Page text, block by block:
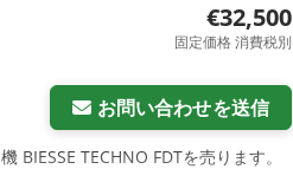
€32,500
固定価格 消費税別
お問い合わせを送信
BIESSE TECHNO FDTを売ります。